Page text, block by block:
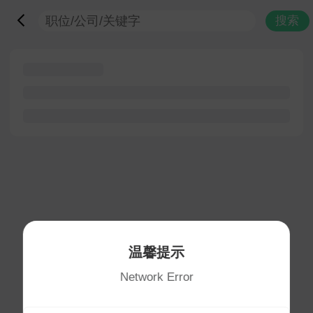
搜索
温馨提示
Network Error